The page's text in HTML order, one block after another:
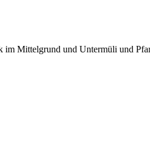
Mittelgrund und Untermüli und